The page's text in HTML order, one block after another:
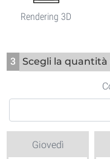
Rendering 3D
3 Scegli la quantità
Giovedì